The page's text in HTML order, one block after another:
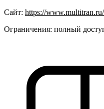
Сайт: https://www.multitran.ru/
Ограничения: полный